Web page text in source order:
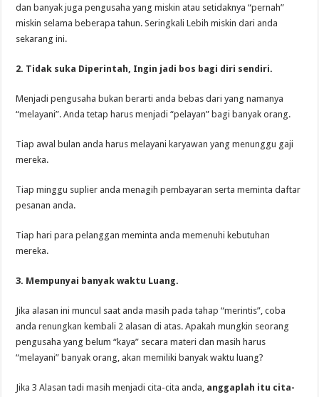
dan banyak juga pengusaha yang miskin atau setidaknya “pernah”
miskin selama beberapa tahun. Seringkali Lebih miskin dari anda
sekarang ini.
2. Tidak suka Diperintah, Ingin jadi bos bagi diri sendiri.
Menjadi pengusaha bukan berarti anda bebas dari yang namanya
“melayani”. Anda tetap harus menjadi “pelayan” bagi banyak orang.
Tiap awal bulan anda harus melayani karyawan yang menunggu gaji
mereka.
Tiap minggu suplier anda menagih pembayaran serta meminta daftar
pesanan anda.
Tiap hari para pelanggan meminta anda memenuhi kebutuhan
mereka.
3. Mempunyai banyak waktu Luang.
Jika alasan ini muncul saat anda masih pada tahap “merintis”, coba
anda renungkan kembali 2 alasan di atas. Apakah mungkin seorang
pengusaha yang belum “kaya” secara materi dan masih harus
“melayani” banyak orang, akan memiliki banyak waktu luang?
Jika 3 Alasan tadi masih menjadi cita-cita anda, anggaplah itu cita-